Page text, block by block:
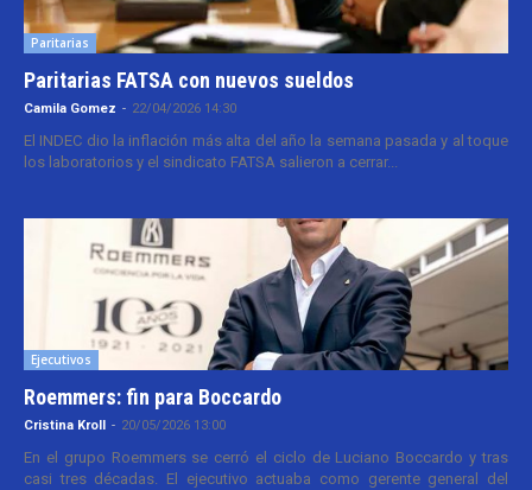
Paritarias
Paritarias FATSA con nuevos sueldos
Camila Gomez - 22/04/2026 14:30
El INDEC dio la inflación más alta del año la semana pasada y al toque
los laboratorios y el sindicato FATSA salieron a cerrar...
Ejecutivos
Roemmers: fin para Boccardo
Cristina Kroll - 20/05/2026 13:00
En el grupo Roemmers se cerró el ciclo de Luciano Boccardo y tras
casi tres décadas. El ejecutivo actuaba como gerente general del